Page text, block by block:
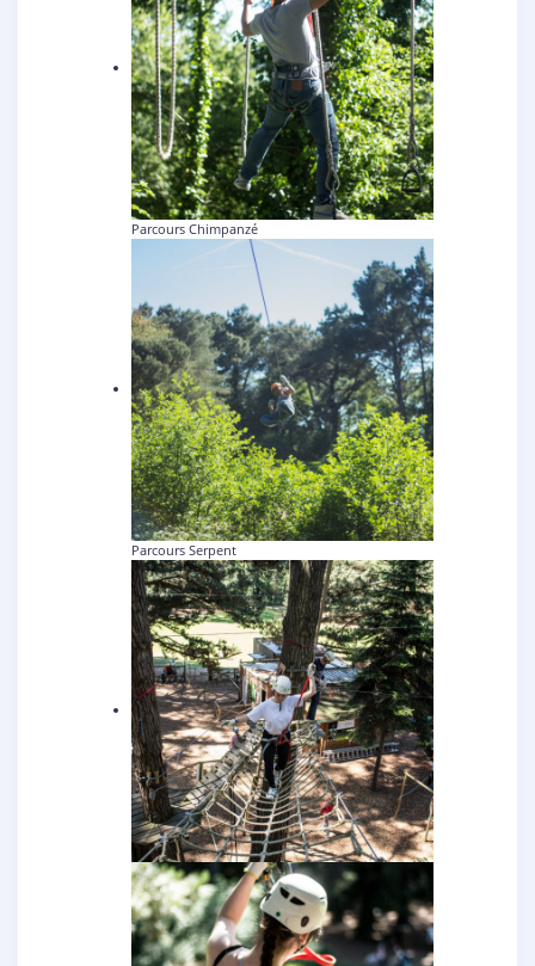
Parcours Chimpanzé
Parcours Serpent